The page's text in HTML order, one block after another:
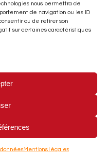
nous permettra de
de navigation ou les ID
ou de retirer son
sur certaines caractéristiques
Mentions légales
des données